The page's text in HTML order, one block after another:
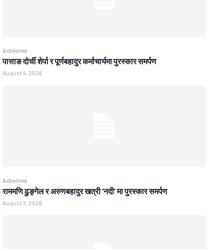
Activities
पासाङ दोर्ची शेर्पा र पूर्णबहादुर कर्माचार्यमा पुरस्कार समर्पण
August 4, 2026
Activities
राममणि ढुङ्गेल र अरुणबहादुर खत्री ‘नदी’ मा पुरस्कार समर्पण
August 3, 2026